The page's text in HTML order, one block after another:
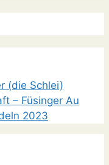
(die Schlei)
– Füsinger Au
2023